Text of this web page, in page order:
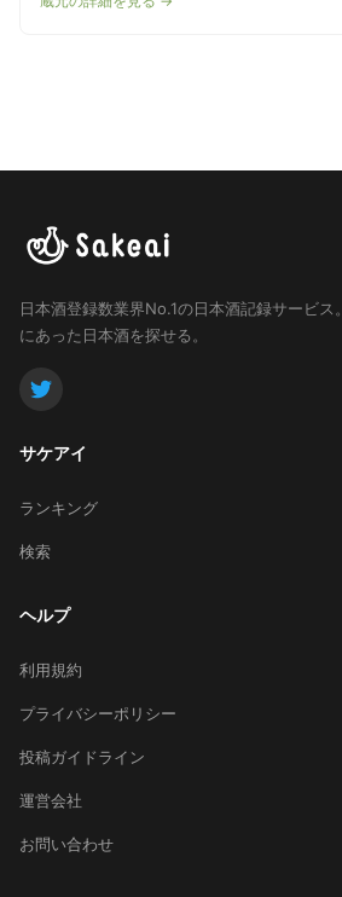
日本酒登録数業界No.1の日本酒記録サービス。
にあった日本酒を探せる。
サケアイ
ランキング
検索
ヘルプ
利用規約
プライバシーポリシー
投稿ガイドライン
運営会社
お問い合わせ